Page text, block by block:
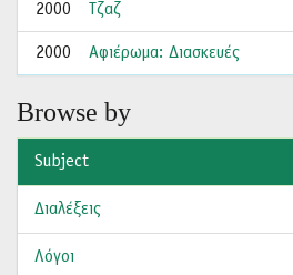
2000 Τζαζ
2000 Αφιέρωμα: Διασκευές
Browse by
Subject
Διαλέξεις
Λόγοι